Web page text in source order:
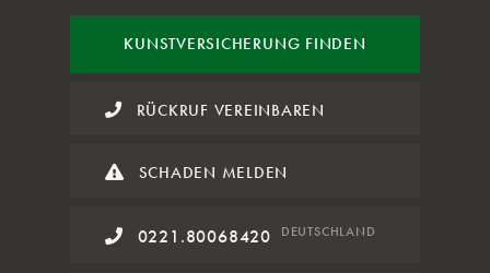
KUNSTVERSICHERUNG FINDEN
RÜCKRUF VEREINBAREN
SCHADEN MELDEN
0221.80068420 DEUTSCHLAND